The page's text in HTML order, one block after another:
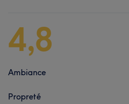
4,8
Ambiance
Propreté